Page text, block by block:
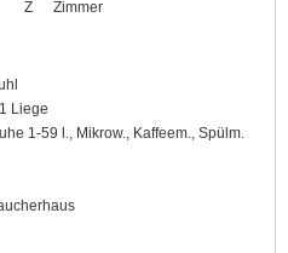
Z
Zimmer
Liege
1-59 l., Mikrow., Kaffeem., Spülm.